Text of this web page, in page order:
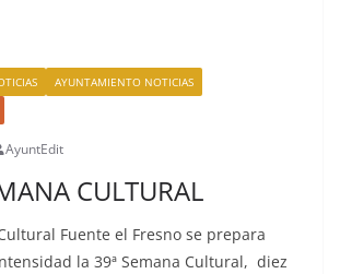
AYUNTAMIENTO NOTICIAS
AyuntEdit
CULTURAL
Fuente el Fresno se prepara
la 39ª Semana Cultural, diez